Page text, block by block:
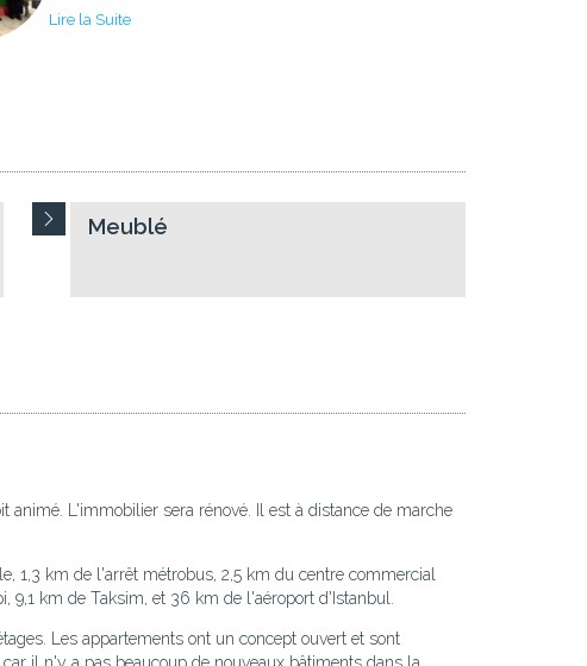
Lire la Suite
Meublé
animé. L'immobilier sera rénové. Il est à distance de marche
1,3 km de l'arrêt métrobus, 2,5 km du centre commercial
9,1 km de Taksim, et 36 km de l'aéroport d'Istanbul.
Les appartements ont un concept ouvert et sont